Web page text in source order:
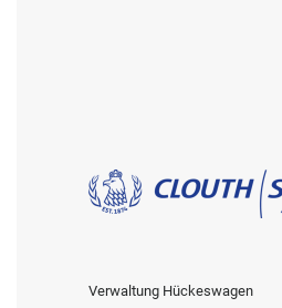
Verwaltung Hückeswagen